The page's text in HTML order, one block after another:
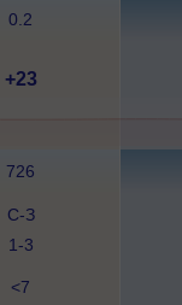
0.2
+23
726
С-З
1-3
<7